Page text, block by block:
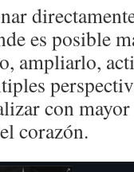
es posible
ampliarlo,
con
corazón.